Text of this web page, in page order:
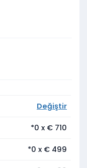
Değiştir
*0 x € 710
*0 x € 499